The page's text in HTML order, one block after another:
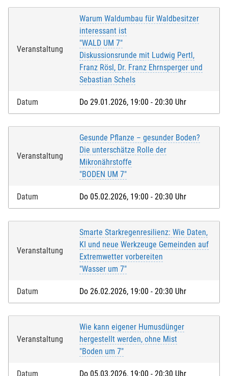
Veranstaltung
Warum Waldumbau für Waldbesitzer
interessant ist
"WALD UM 7"
Diskussionsrunde mit Ludwig Pertl,
Franz Rösl, Dr. Franz Ehrnsperger und
Sebastian Schels
Datum Do 29.01.2026, 19:00 - 20:30 Uhr
Veranstaltung
Gesunde Pflanze – gesunder Boden?
Die unterschätze Rolle der
Mikronährstoffe
"BODEN UM 7"
Datum Do 05.02.2026, 19:00 - 20:30 Uhr
Veranstaltung
Smarte Starkregenresilienz: Wie Daten,
KI und neue Werkzeuge Gemeinden auf
Extremwetter vorbereiten
"Wasser um 7"
Datum Do 26.02.2026, 19:00 - 20:30 Uhr
Veranstaltung
Wie kann eigener Humusdünger
hergestellt werden, ohne Mist
"Boden um 7"
Datum Do 05.03.2026, 19:00 - 20:30 Uhr